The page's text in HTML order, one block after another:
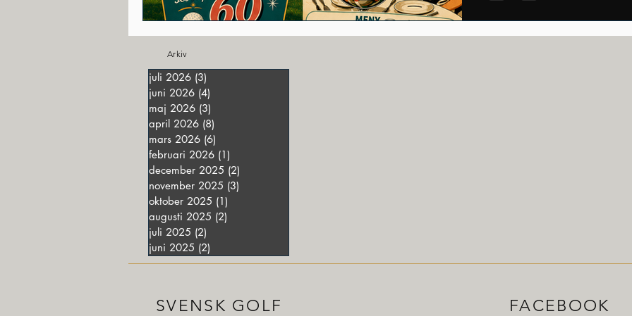
Arkiv
juli 2026 (3)
juni 2026 (4)
maj 2026 (3)
april 2026 (8)
mars 2026 (6)
februari 2026 (1)
december 2025 (2)
november 2025 (3)
oktober 2025 (1)
augusti 2025 (2)
juli 2025 (2)
juni 2025 (2)
SVENSK GOLF FACEBOOK